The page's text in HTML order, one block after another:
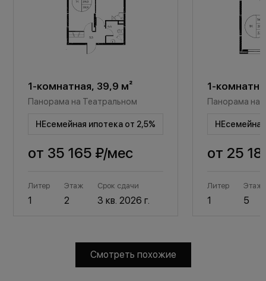
1-комнатная, 39,9 м²
Панорама на Театральном
НЕсемейная ипотека от 2,5%
от 35 165 ₽/мес
Литер
1
Этаж
2
Срок сдачи
3 кв. 2026 г.
1-
Панорама на
от 25
Литер
1
Этаж
5
Смотреть похожие